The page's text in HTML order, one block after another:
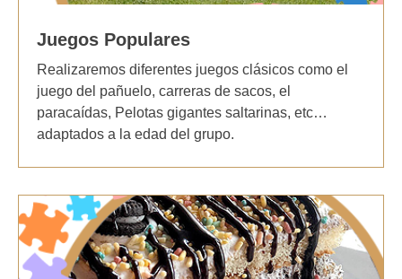
Juegos Populares
Realizaremos diferentes juegos clásicos como el
juego del pañuelo, carreras de sacos, el
paracaídas, Pelotas gigantes saltarinas, etc…
adaptados a la edad del grupo.